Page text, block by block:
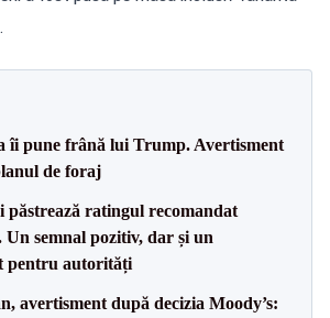
îi pune frână lui Trump. Avertisment
de foraj
păstrează ratingul recomandat
semnal pozitiv, dar și un
pentru autorități
avertisment după decizia Moody’s: